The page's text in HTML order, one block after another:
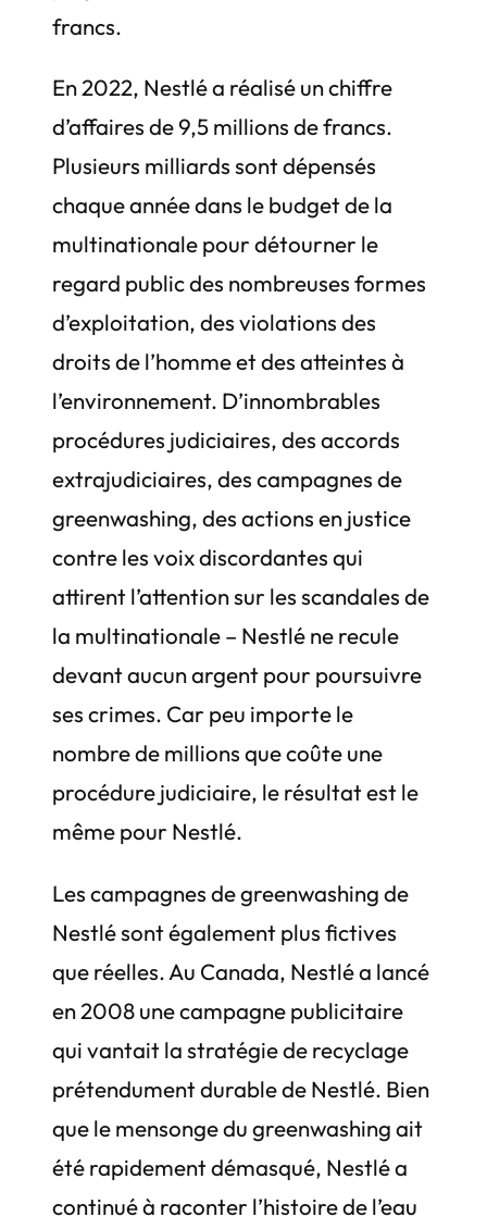
francs.
En 2022, Nestlé a réalisé un chiffre
d’affaires de 9,5 millions de francs.
Plusieurs milliards sont dépensés
chaque année dans le budget de la
multinationale pour détourner le
regard public des nombreuses formes
d’exploitation, des violations des
droits de l’homme et des atteintes à
l’environnement. D’innombrables
procédures judiciaires, des accords
extrajudiciaires, des campagnes de
greenwashing, des actions en justice
contre les voix discordantes qui
attirent l’attention sur les scandales de
la multinationale – Nestlé ne recule
devant aucun argent pour poursuivre
ses crimes. Car peu importe le
nombre de millions que coûte une
procédure judiciaire, le résultat est le
même pour Nestlé.
Les campagnes de greenwashing de
Nestlé sont également plus fictives
que réelles. Au Canada, Nestlé a lancé
en 2008 une campagne publicitaire
qui vantait la stratégie de recyclage
prétendument durable de Nestlé. Bien
que le mensonge du greenwashing ait
été rapidement démasqué, Nestlé a
continué à raconter l’histoire de l’eau